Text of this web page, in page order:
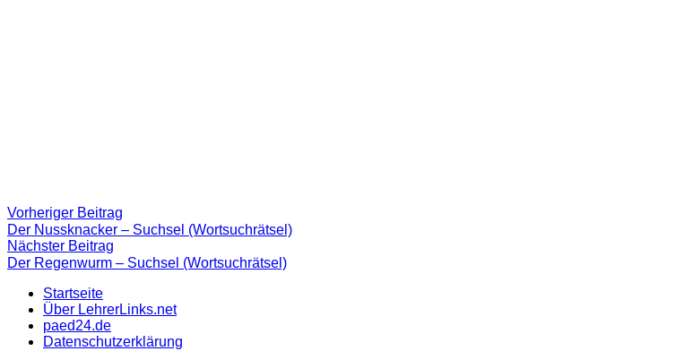
Beitragsnavigation
Vorheriger Beitrag
Beitrag:
Der Nussknacker – Suchsel (Wortsuchrätsel)
Nächster Beitrag
Beitrag
Der Regenwurm – Suchsel (Wortsuchrätsel)
Startseite
Über LehrerLinks.net
paed24.de
Datenschutzerklärung